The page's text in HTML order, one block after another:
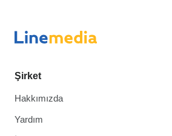
Şirket
Hakkımızda
Yardım